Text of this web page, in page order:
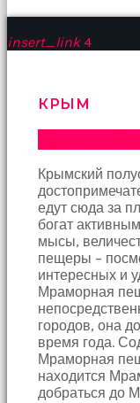
insert_link 4
КРЫМ
Крым —
Крымский
едут сюда за
богат
мысы,
пещеры –
интересных и
Мраморная
городов, она
время года.
Мраморная
находится
добраться до